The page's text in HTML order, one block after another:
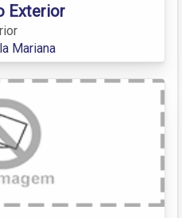
Exterior
Mariana